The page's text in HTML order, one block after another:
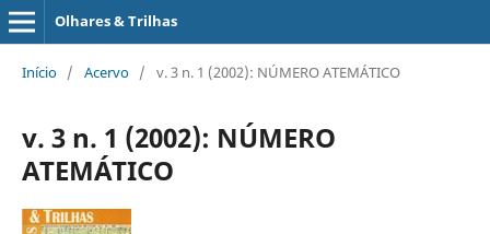
Olhares & Trilhas
Início / Acervo / v. 3 n. 1 (2002): NÚMERO ATEMÁTICO
v. 3 n. 1 (2002): NÚMERO
ATEMÁTICO